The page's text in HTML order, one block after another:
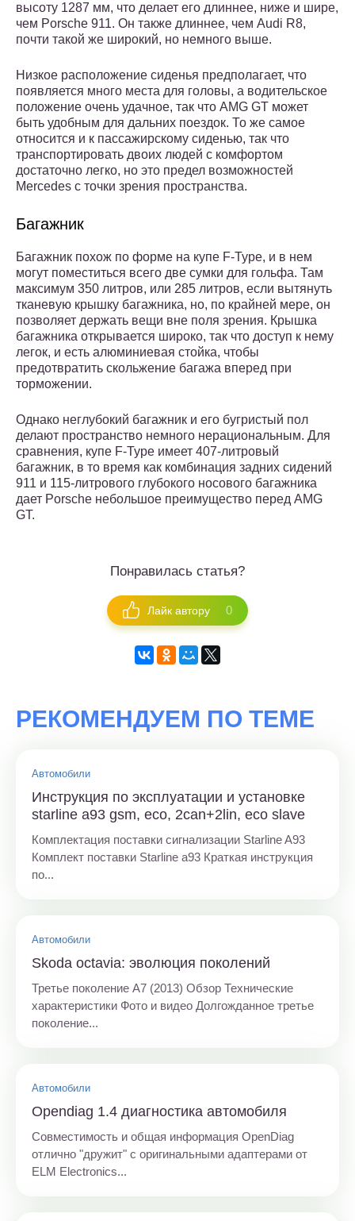
высоту 1287 мм, что делает его длиннее, ниже и шире,
чем Porsche 911. Он также длиннее, чем Audi R8,
почти такой же широкий, но немного выше.
Низкое расположение сиденья предполагает, что
появляется много места для головы, а водительское
положение очень удачное, так что AMG GT может
быть удобным для дальних поездок. То же самое
относится и к пассажирскому сиденью, так что
транспортировать двоих людей с комфортом
достаточно легко, но это предел возможностей
Mercedes с точки зрения пространства.
Багажник
Багажник похож по форме на купе F-Type, и в нем
могут поместиться всего две сумки для гольфа. Там
максимум 350 литров, или 285 литров, если вытянуть
тканевую крышку багажника, но, по крайней мере, он
позволяет держать вещи вне поля зрения. Крышка
багажника открывается широко, так что доступ к нему
легок, и есть алюминиевая стойка, чтобы
предотвратить скольжение багажа вперед при
торможении.
Однако неглубокий багажник и его бугристый пол
делают пространство немного нерациональным. Для
сравнения, купе F-Type имеет 407-литровый
багажник, в то время как комбинация задних сидений
911 и 115-литрового глубокого носового багажника
дает Porsche небольшое преимущество перед AMG
GT.
Понравилась статья?
Лайк автору 0
РЕКОМЕНДУЕМ ПО ТЕМЕ
Автомобили
Инструкция по эксплуатации и установке
starline а93 gsm, eco, 2can+2lin, eco slave
Комплектация поставки сигнализации Starline A93
Комплект поставки Starline a93 Краткая инструкция
по...
Автомобили
Skoda octavia: эволюция поколений
Третье поколение A7 (2013) Обзор Технические
характеристики Фото и видео Долгожданное третье
поколение...
Автомобили
Opendiag 1.4 диагностика автомобиля
Совместимость и общая информация OpenDiag
отлично "дружит" с оригинальными адаптерами от
ELM Electronics...